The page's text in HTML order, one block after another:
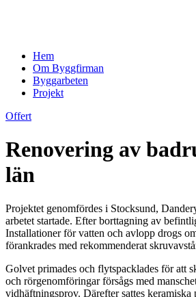
Hem
Om Byggfirman
Byggarbeten
Projekt
Offert
Renovering av
län
Projektet genomfördes i Stocksund,
arbetet startade. Efter borttagning av
Installationer för vatten och avlopp drogs
förankrades med rekommenderat
Golvet primades och flytspacklades för att
och rörgenomföringar försågs med
vidhäftningsprov. Därefter sattes